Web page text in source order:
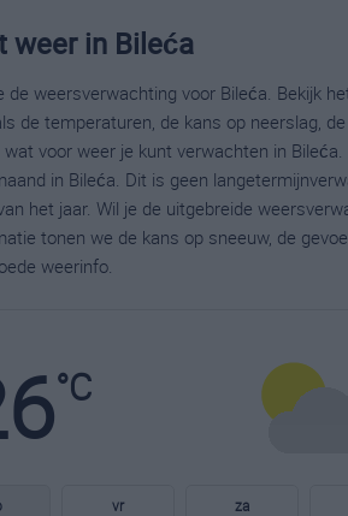
weer in Bileća
de weersverwachting voor Bileća. Bekijk
de temperaturen, de kans op neerslag,
wat voor weer je kunt verwachten in
in Bileća. Dit is geen
het jaar. Wil je de uitgebreide
tonen we de kans op sneeuw, de
weerinfo.
°C
vr za